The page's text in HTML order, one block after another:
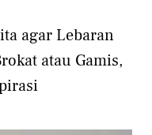
agar Lebaran
atau Gamis,